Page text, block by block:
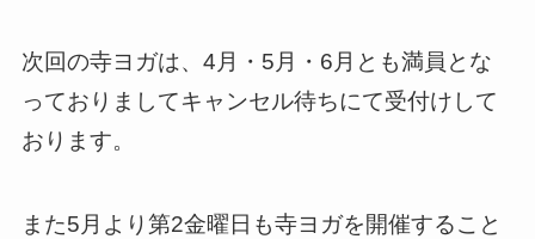
次回の寺ヨガは、4月・5月・6月とも満員とな
っておりましてキャンセル待ちにて受付けして
おります。
また5月より第2金曜日も寺ヨガを開催すること